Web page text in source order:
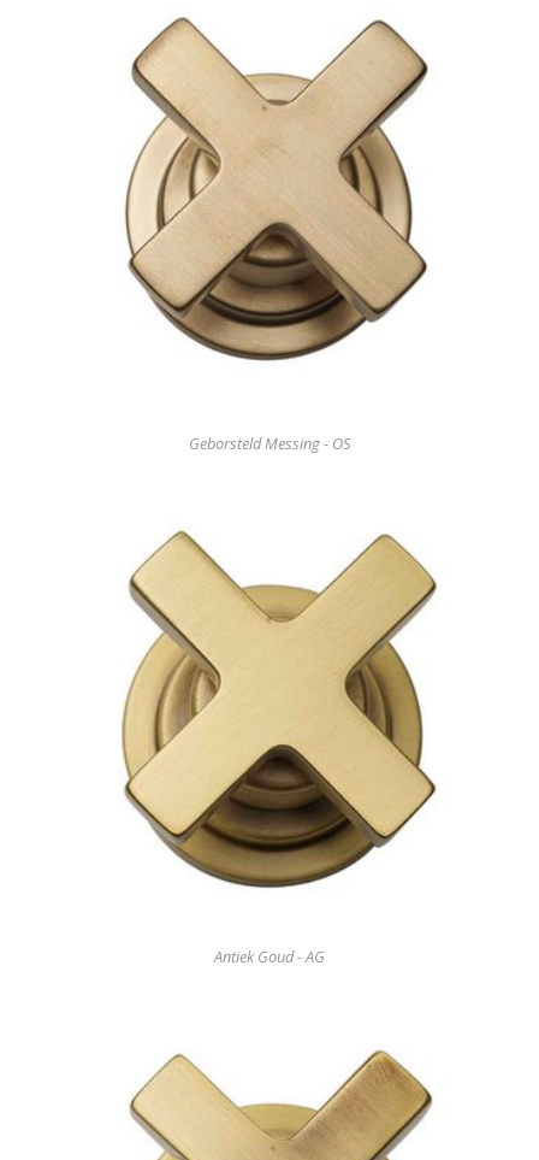
Geborsteld Messing - OS
Antiek Goud - AG